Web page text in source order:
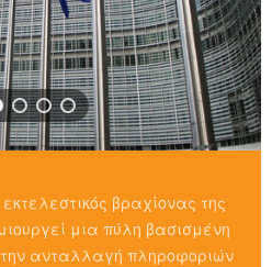
βραχίονας της
μια πύλη βασισμένη
την ανταλλαγή πληροφοριών